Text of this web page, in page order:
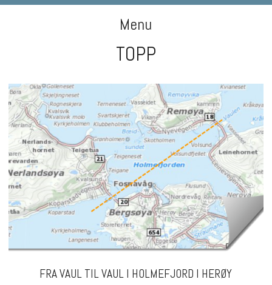
DIGIART PHOTOGRAPHY
Menu
TOPP
FRA VAUL TIL VAUL I HOLMEFJORD I HERØY